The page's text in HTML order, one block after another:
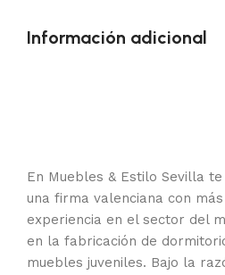
Información adicional
En Muebles & Estilo Sevilla
una firma valenciana con
experiencia en el sector del
en la fabricación de
muebles juveniles. Bajo la